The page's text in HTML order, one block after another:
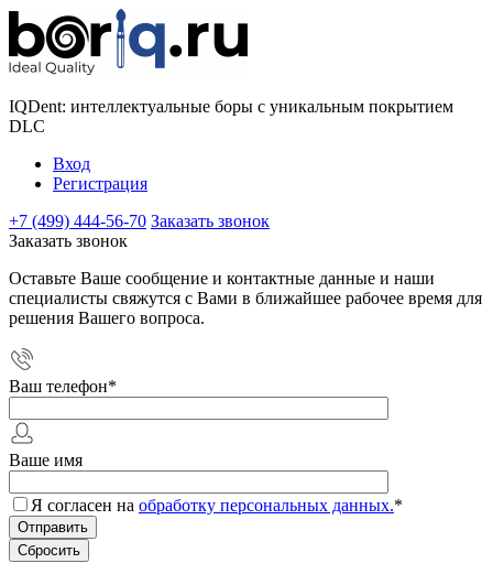
IQDent: интеллектуальные боры с уникальным покрытием
DLC
Вход
Регистрация
+7 (499) 444-56-70 Заказать звонок
Заказать звонок
Оставьте Ваше сообщение и контактные данные и наши
специалисты свяжутся с Вами в ближайшее рабочее время для
решения Вашего вопроса.
Ваш телефон*
Ваше имя
Я согласен на обработку персональных данных.*